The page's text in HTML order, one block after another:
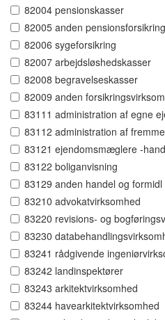
82004 pensionskasser
82005 anden pensionsforsikring
82006 sygeforsikring
82007 arbejdsløshedskasser
82008 begravelseskasser
82009 anden
83111 administration af egne
83112 administration af
83121 ejendomsmæglere -
83122 boliganvisning
83129 anden handel og
83210 advokatvirksomhed
83220 revisions- og
83230
83241 rådgivende
83242 landinspektører
83243 arkitektvirksomhed
83244 havearkitektvirksomhed